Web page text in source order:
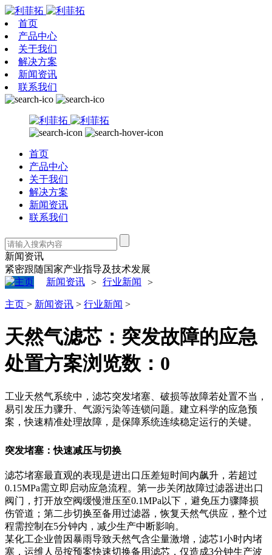
首页
产品中心
关于我们
解决方案
新闻资讯
联系我们
首页
产品中心
关于我们
解决方案
新闻资讯
联系我们
新闻资讯
紧密跟随国家产业指导及技术发展
新闻资讯 > 行业新闻 >
主页 > 新闻资讯 > 行业新闻 >
天然气滤芯：突发故障的应急
处置方案浏览数： 0
工业天然气系统中，滤芯突发堵塞、破损等故障若处置不当，
易引发压力骤升、气源污染等连锁问题。建立科学的应急预
案，快速精准处理故障，是保障系统连续稳定运行的关键。
突发堵塞：快速减压与切换
滤芯堵塞最直观的表现是进出口压差短时间内飙升，若超过
0.15MPa需立即启动应急流程。第一步关闭故障过滤器进出口
阀门，打开放空阀缓慢泄压至0.1MPa以下，避免压力骤降损
伤管道；第二步切换至备用过滤器，恢复天然气供应，整个过
程需控制在5分钟内，减少生产中断影响。
某化工企业曾因暴雨导致天然气含尘量激增，滤芯1小时内堵
塞，运维人员按预案快速切换备用滤芯，仅造成3分钟生产波